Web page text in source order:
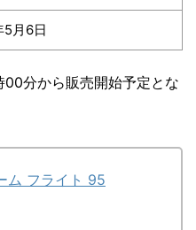
月6日
分から販売開始予定とな
ム フライト 95